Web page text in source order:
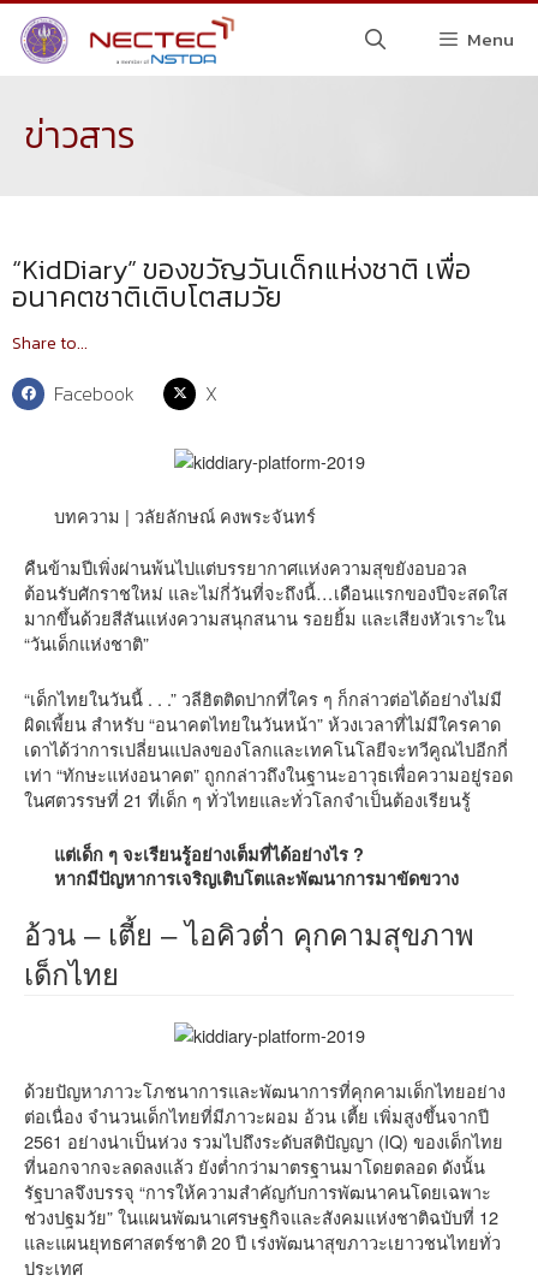
Menu
ข่าวสาร
“KidDiary” ของขวัญวันเด็กแห่งชาติ เพื่อ
อนาคตชาติเติบโตสมวัย
Share to...
Facebook X
บทความ | วลัยลักษณ์ คงพระจันทร์
คืนข้ามปีเพิ่งผ่านพ้นไปแต่บรรยากาศแห่งความสุขยังอบอวล
ต้อนรับศักราชใหม่ และไม่กี่วันที่จะถึงนี้…เดือนแรกของปีจะสดใส
มากขึ้นด้วยสีสันแห่งความสนุกสนาน รอยยิ้ม และเสียงหัวเราะใน
“วันเด็กแห่งชาติ”
“เด็กไทยในวันนี้ . . .” วลีฮิตติดปากที่ใคร ๆ ก็กล่าวต่อได้อย่างไม่มี
ผิดเพี้ยน สำหรับ “อนาคตไทยในวันหน้า” ห้วงเวลาที่ไม่มีใครคาด
เดาได้ว่าการเปลี่ยนแปลงของโลกและเทคโนโลยีจะทวีคูณไปอีกกี่
เท่า “ทักษะแห่งอนาคต” ถูกกล่าวถึงในฐานะอาวุธเพื่อความอยู่รอด
ในศตวรรษที่ 21 ที่เด็ก ๆ ทั่วไทยและทั่วโลกจำเป็นต้องเรียนรู้
แต่เด็ก ๆ จะเรียนรู้อย่างเต็มที่ได้อย่างไร ?
หากมีปัญหาการเจริญเติบโตและพัฒนาการมาขัดขวาง
อ้วน – เตี้ย – ไอคิวต่ำ คุกคามสุขภาพ
เด็กไทย
ด้วยปัญหาภาวะโภชนาการและพัฒนาการที่คุกคามเด็กไทยอย่าง
ต่อเนื่อง จำนวนเด็กไทยที่มีภาวะผอม อ้วน เตี้ย เพิ่มสูงขึ้นจากปี
2561 อย่างน่าเป็นห่วง รวมไปถึงระดับสติปัญญา (IQ) ของเด็กไทย
ที่นอกจากจะลดลงแล้ว ยังต่ำกว่ามาตรฐานมาโดยตลอด ดังนั้น
รัฐบาลจึงบรรจุ “การให้ความสำคัญกับการพัฒนาคนโดยเฉพาะ
ช่วงปฐมวัย” ในแผนพัฒนาเศรษฐกิจและสังคมแห่งชาติฉบับที่ 12
และแผนยุทธศาสตร์ชาติ 20 ปี เร่งพัฒนาสุขภาวะเยาวชนไทยทั่ว
ประเทศ